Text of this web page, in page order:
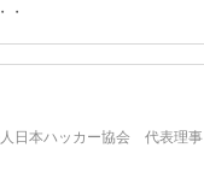
・
日本ハッカー協会 代表理事